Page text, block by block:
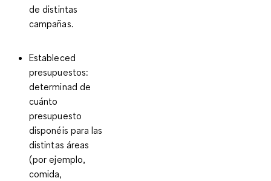
de distintas
campañas.
Estableced
presupuestos:
determinad de
cuánto
presupuesto
disponéis para las
distintas áreas
(por ejemplo,
comida,